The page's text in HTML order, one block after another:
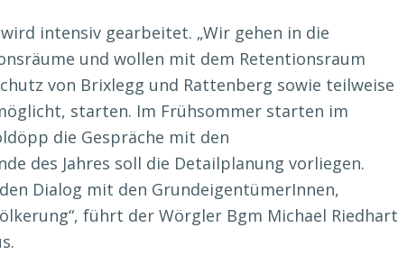
intensiv gearbeitet. „Wir gehen in die
und wollen mit dem Retentionsraum
von Brixlegg und Rattenberg sowie teilweise
starten. Im Frühsommer starten im
die Gespräche mit den
des Jahres soll die Detailplanung vorliegen.
Dialog mit den GrundeigentümerInnen,
führt der Wörgler Bgm Michael Riedhart